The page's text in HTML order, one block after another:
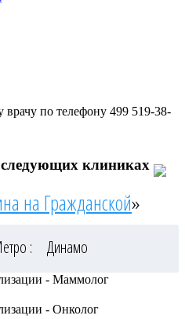
врачу по телефону 499 519-38-
следующих клиниках
на Гражданской»
: Динамо
- Маммолог
- Онколог